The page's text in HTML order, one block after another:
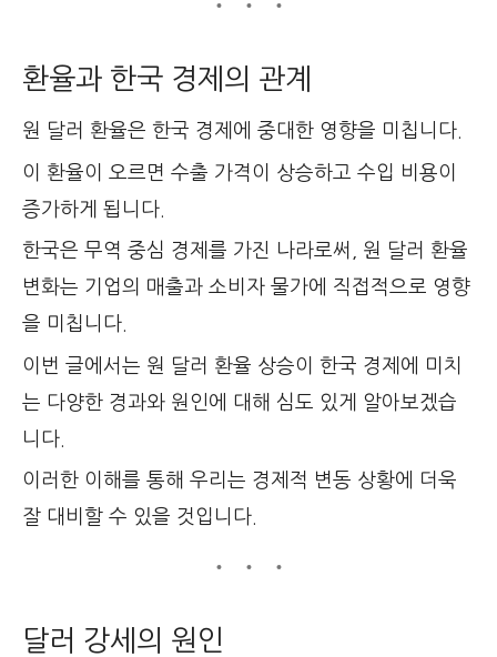
환율과 한국 경제의 관계
원 달러 환율은 한국 경제에 중대한 영향을 미칩니다.
이 환율이 오르면 수출 가격이 상승하고 수입 비용이
증가하게 됩니다.
한국은 무역 중심 경제를 가진 나라로써, 원 달러 환율
변화는 기업의 매출과 소비자 물가에 직접적으로 영향
을 미칩니다.
이번 글에서는 원 달러 환율 상승이 한국 경제에 미치
는 다양한 경과와 원인에 대해 심도 있게 알아보겠습
니다.
이러한 이해를 통해 우리는 경제적 변동 상황에 더욱
잘 대비할 수 있을 것입니다.
달러 강세의 원인